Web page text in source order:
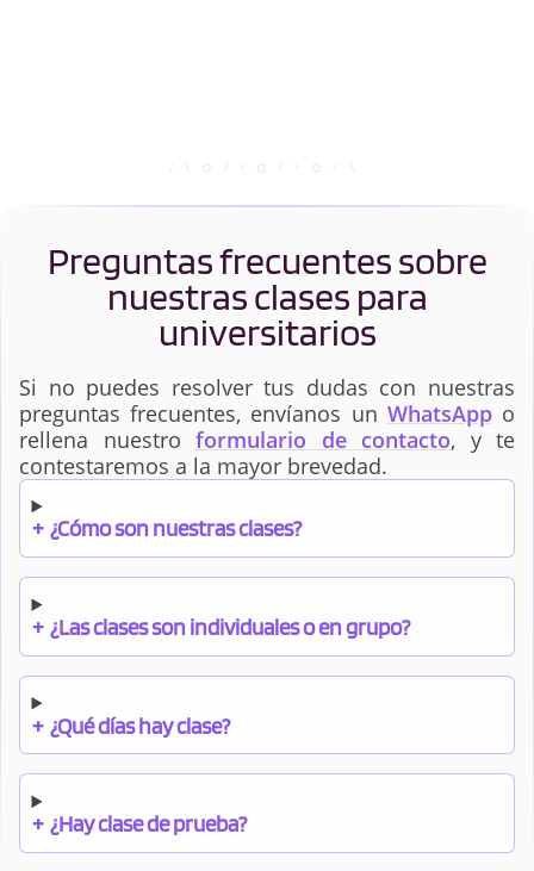
Preguntas frecuentes sobre
nuestras clases para
universitarios
Si no puedes resolver tus dudas con nuestras
preguntas frecuentes, envíanos un WhatsAppo
rellena nuestro formulario de contacto, y te
contestaremos a la mayor brevedad.
+ ¿Cómo son nuestras clases?
+ ¿Las clases son individuales o en grupo?
+ ¿Qué días hay clase?
+ ¿Hay clase de prueba?